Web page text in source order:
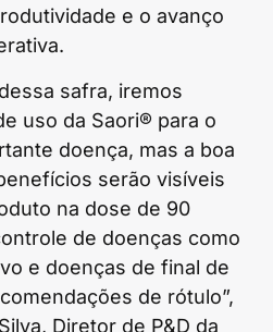
e o avanço
safra, iremos
uso da Saori® para o
doença, mas a boa
serão visíveis
na dose de 90
de doenças como
e doenças de final de
de rótulo”,
Diretor de P&D da